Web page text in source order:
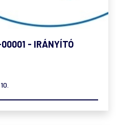
- IRÁNYÍTÓ